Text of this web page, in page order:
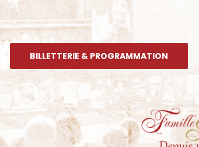
BILLETTERIE & PROGRAMMATION